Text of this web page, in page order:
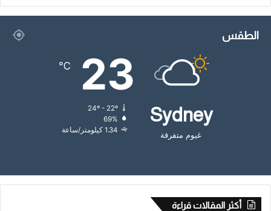
الطقس
Sydney
غيوم متفرقة
23
℃
24º - 22º
69%
1.34 كيلومتر/ساعة
أكثر المقالات قراءة